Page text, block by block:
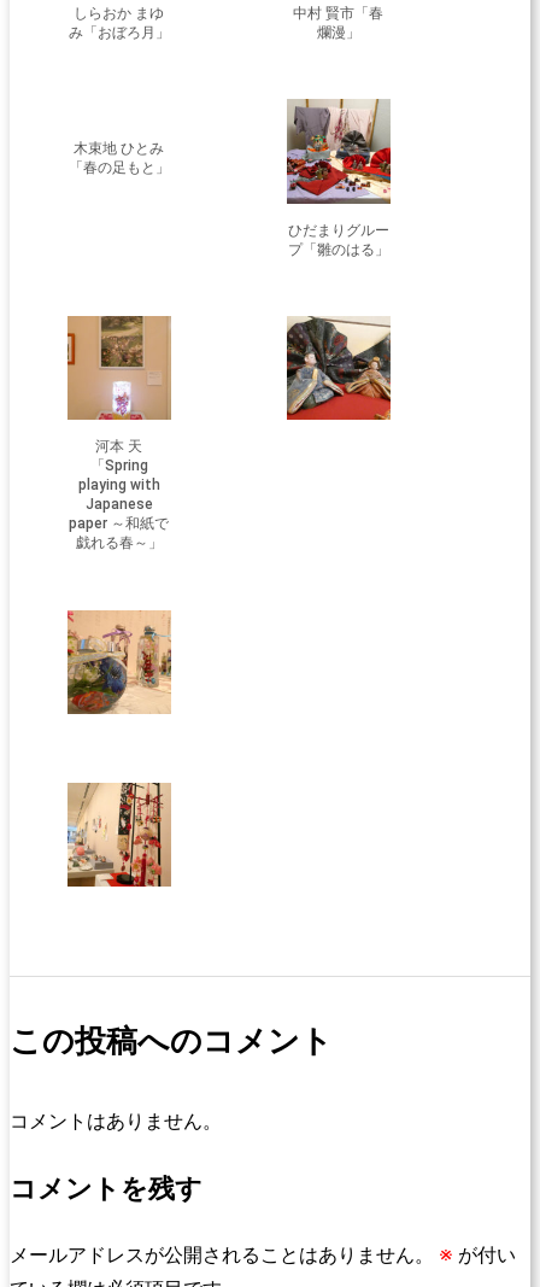
しらおか まゆ
み「おぼろ月」
中村 賢市「春
爛漫」
木束地 ひとみ
「春の足もと」
ひだまりグルー
プ「雛のはる」
河本 天
「Spring
playing with
Japanese
paper ～和紙で
戯れる春～」
この投稿へのコメント
コメントはありません。
コメントを残す
メールアドレスが公開されることはありません。 ※ が付い